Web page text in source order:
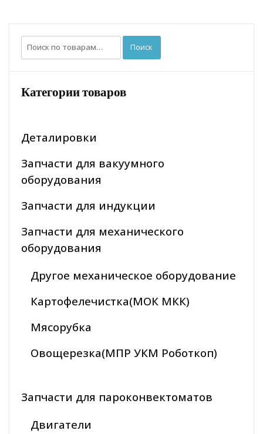
Искать: Поиск
Категории товаров
Деталировки
Запчасти для вакуумного
оборудования
Запчасти для индукции
Запчасти для механического
оборудования
Другое механическое оборудование
Картофелечистка(МОК МКК)
Мясорубка
Овощерезка(МПР УКМ Роботкоп)
Запчасти для пароконвектоматов
Двигатели